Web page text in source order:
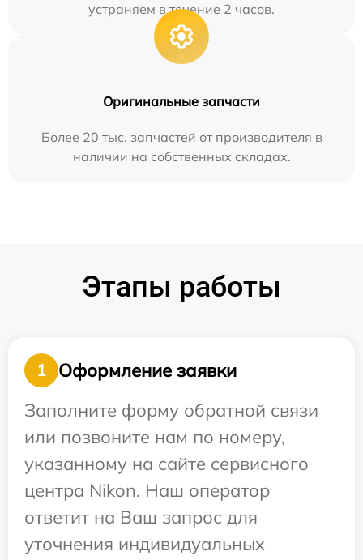
устраняем в течение 2 часов.
Оригинальные запчасти
Более 20 тыс. запчастей от производителя в
наличии на собственных складах.
Этапы работы
1
Оформление заявки
Заполните форму обратной связи
или позвоните нам по номеру,
указанному на сайте сервисного
центра Nikon. Наш оператор
ответит на Ваш запрос для
уточнения индивидуальных